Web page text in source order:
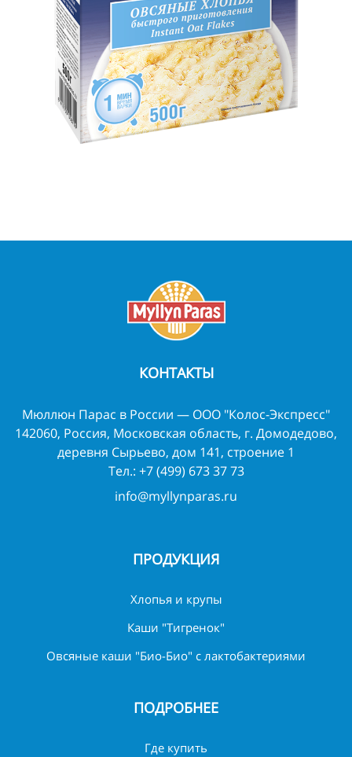
КОНТАКТЫ
Мюллюн Парас в России — ООО "Колос-Экспресс"
142060, Россия, Московская область, г. Домодедово,
деревня Сырьево, дом 141, строение 1
Тел.: +7 (499) 673 37 73
info@myllynparas.ru
ПРОДУКЦИЯ
Хлопья и крупы
Каши "Тигренок"
Овсяные каши "Био-Био" с лактобактериями
ПОДРОБНЕЕ
Где купить